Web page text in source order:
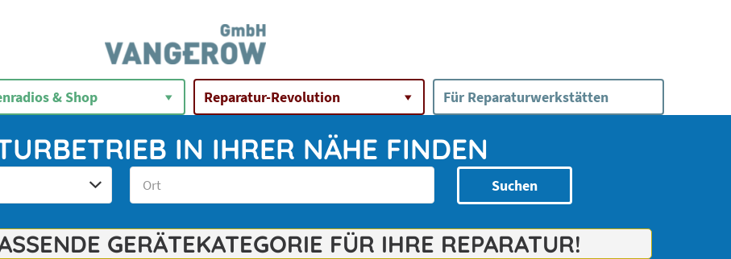
& Shop Reparatur-Revolution Für Reparaturwerkstätten
IN IHRER NÄHE FINDEN
Suchen
GERÄTEKATEGORIE FÜR IHRE REPARATUR!